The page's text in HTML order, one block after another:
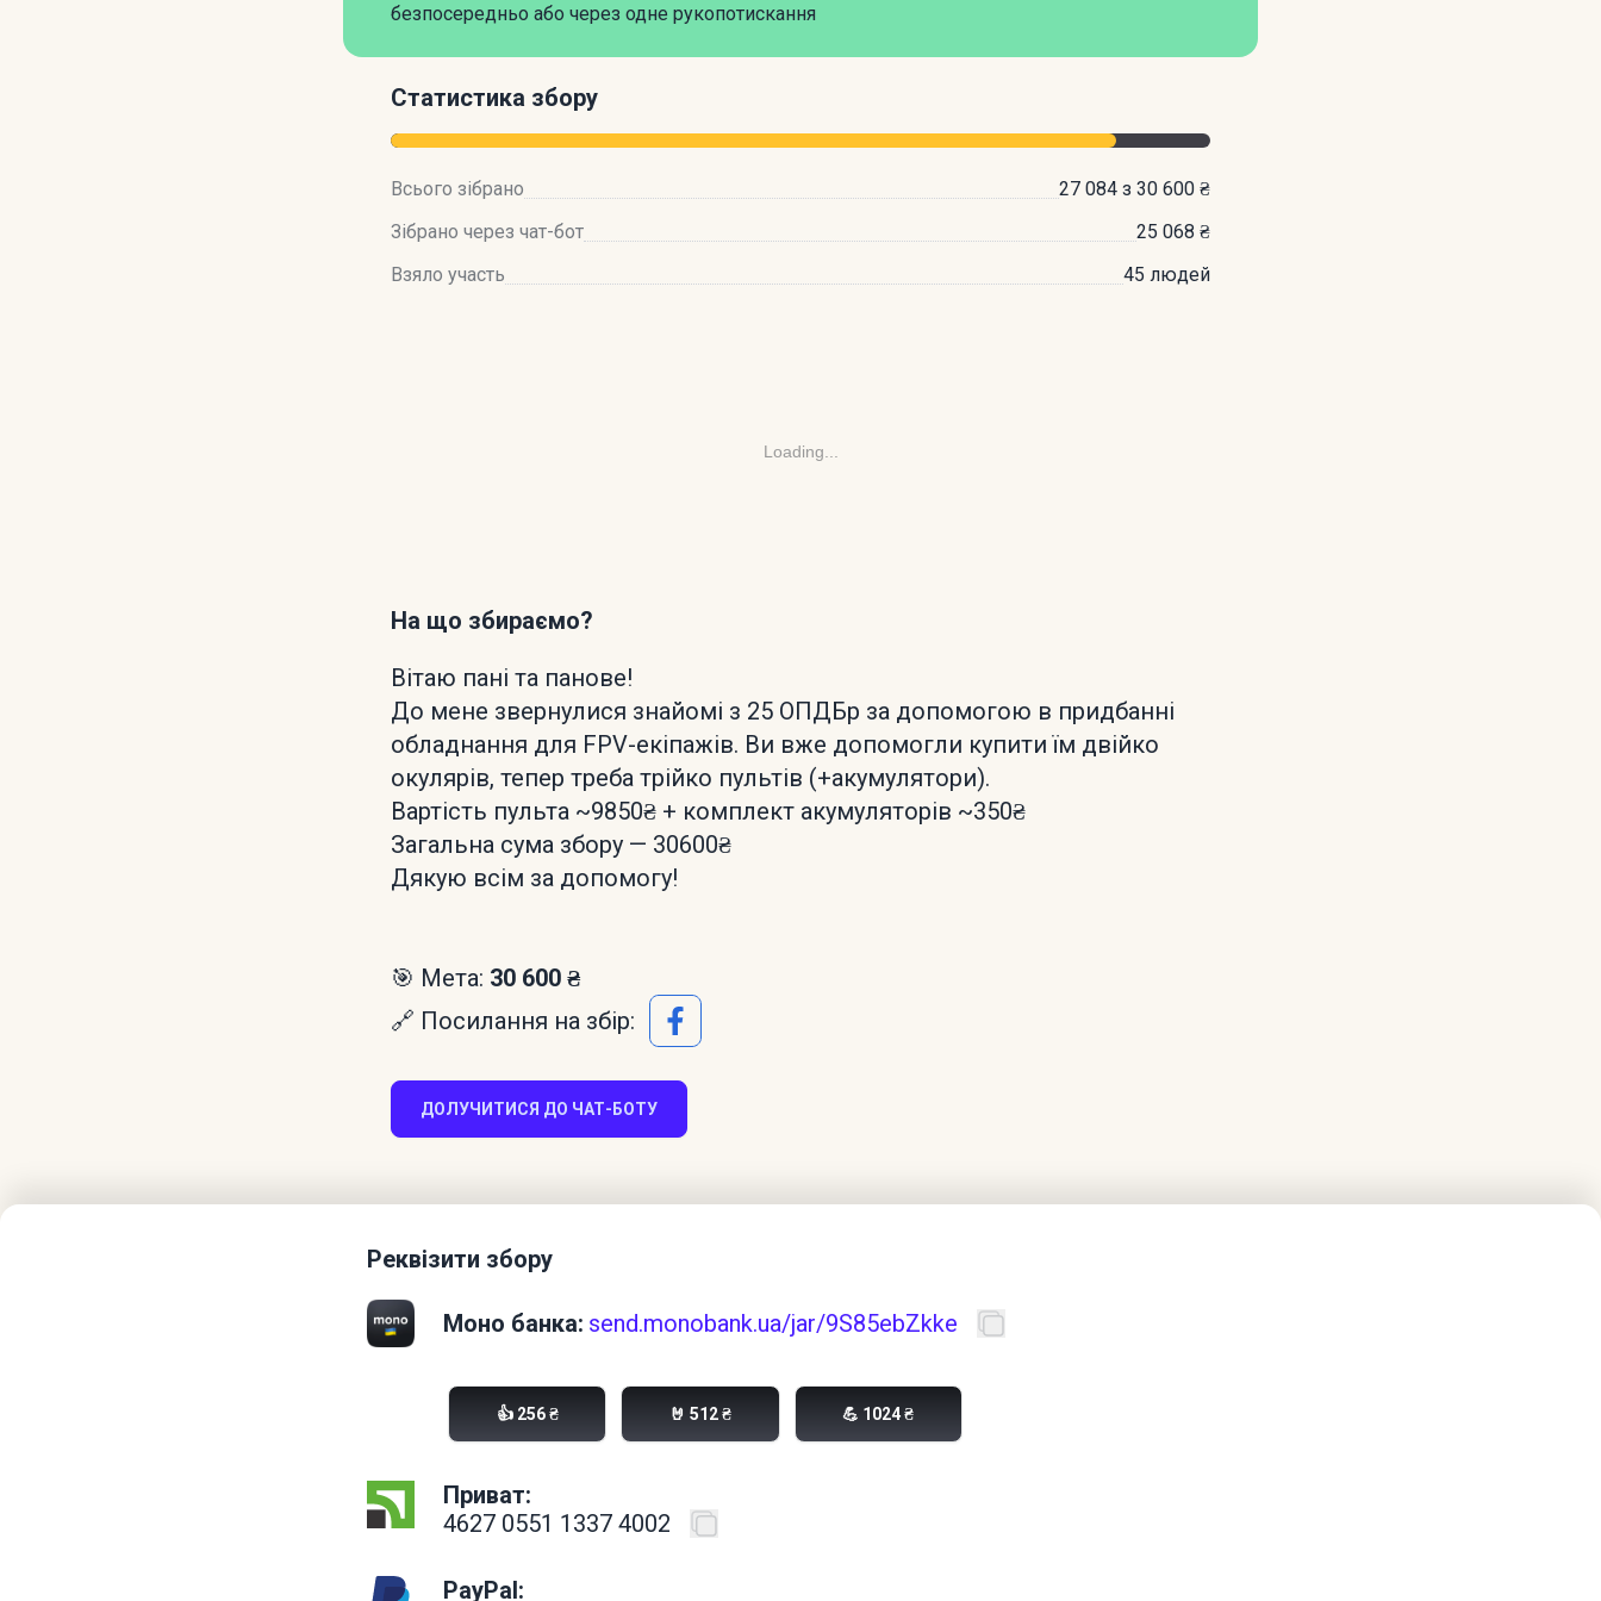
безпосередньо або через одне рукопотискання
Статистика збору
Всього зібрано
27 084 з 30 600 ₴
Зібрано через чат-бот
25 068 ₴
Взяло участь
45 людей
Loading...
На що збираємо?
Вітаю пані та панове!
До мене звернулися знайомі з 25 ОПДБр за допомогою в придбанні
обладнання для FPV-екіпажів. Ви вже допомогли купити їм двійко
окулярів, тепер треба трійко пультів (+акумулятори).
Вартість пульта ~9850₴ + комплект акумуляторів ~350₴
Загальна сума збору — 30600₴
Дякую всім за допомогу!
🎯 Мета: 30 600 ₴
🔗 Посилання на збір:
ДОЛУЧИТИСЯ ДО ЧАТ-БОТУ
Реквізити збору
Моно банка: send.monobank.ua/jar/9S85ebZkke
👍 256 ₴ 🤘 512 ₴ 💪 1024 ₴
Приват:
4627 0551 1337 4002
PayPal: